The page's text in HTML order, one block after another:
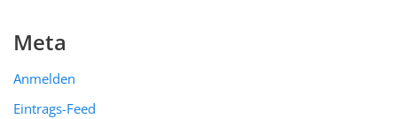
Meta
Anmelden
Eintrags-Feed